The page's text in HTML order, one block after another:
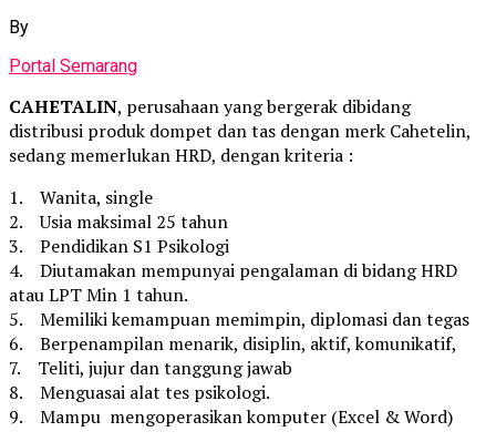
By
Portal Semarang
CAHETALIN, perusahaan yang bergerak dibidang
distribusi produk dompet dan tas dengan merk Cahetelin,
sedang memerlukan HRD, dengan kriteria :
1. Wanita, single
2. Usia maksimal 25 tahun
3. Pendidikan S1 Psikologi
4. Diutamakan mempunyai pengalaman di bidang HRD
atau LPT Min 1 tahun.
5. Memiliki kemampuan memimpin, diplomasi dan tegas
6. Berpenampilan menarik, disiplin, aktif, komunikatif,
7. Teliti, jujur dan tanggung jawab
8. Menguasai alat tes psikologi.
9. Mampu mengoperasikan komputer (Excel & Word)